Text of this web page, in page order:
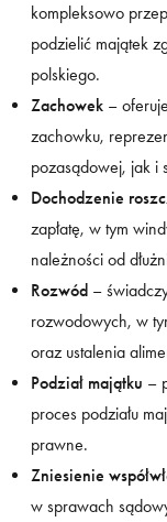
kompleksowo
podzielić majątek
polskiego.
Zachowek –
zachowku,
pozasądowej, jak i
Dochodzenie
zapłatę, w tym
należności od
Rozwód –
rozwodowych, w
oraz ustalenia
Podział majątku –
proces podziału
prawne.
Zniesienie
w sprawach